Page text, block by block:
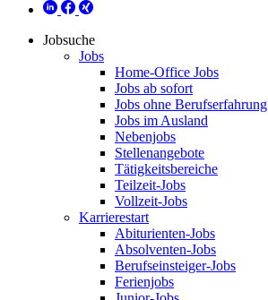
Jobsuche
Jobs
Home-Office Jobs
Jobs ab sofort
Jobs ohne Berufserfahrung
Jobs im Ausland
Nebenjobs
Stellenangebote
Tätigkeitsbereiche
Teilzeit-Jobs
Vollzeit-Jobs
Karrierestart
Abiturienten-Jobs
Absolventen-Jobs
Berufseinsteiger-Jobs
Ferienjobs